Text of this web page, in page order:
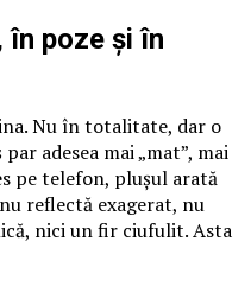
în poze și în
Nu în totalitate, dar o
adesea mai „mat”, mai
pe telefon, plușul arată
reflectă exagerat, nu
nici un fir ciufulit. Asta